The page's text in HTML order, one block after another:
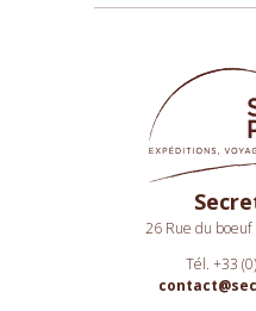
26 Rue du boeuf
Tél. +33